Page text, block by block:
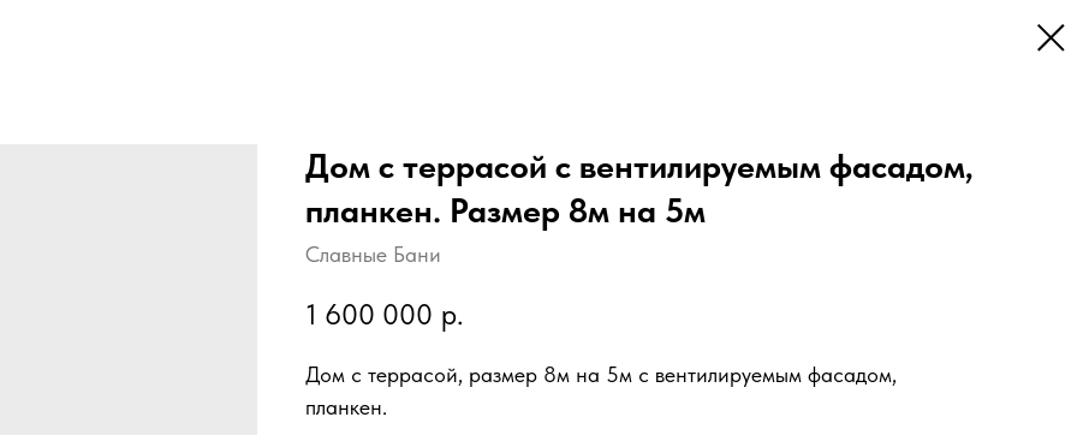
Дом с террасой с вентилируемым фасадом,
планкен. Размер 8м на 5м
Славные Бани
1 600 000 р.
Дом с террасой, размер 8м на 5м с вентилируемым фасадом,
планкен.